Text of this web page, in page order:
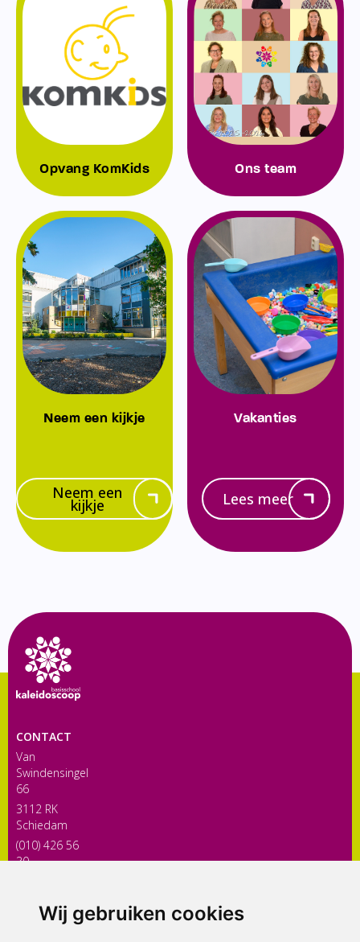
Wij gebruiken cookies
Opvang KomKids Ons team
Neem een kijkje
Neem een
kijkje
Vakanties
Lees meer
CONTACT
Van
Swindensingel
66
3112 RK
Schiedam
(010) 426 56
30
ONDERDEEL VAN